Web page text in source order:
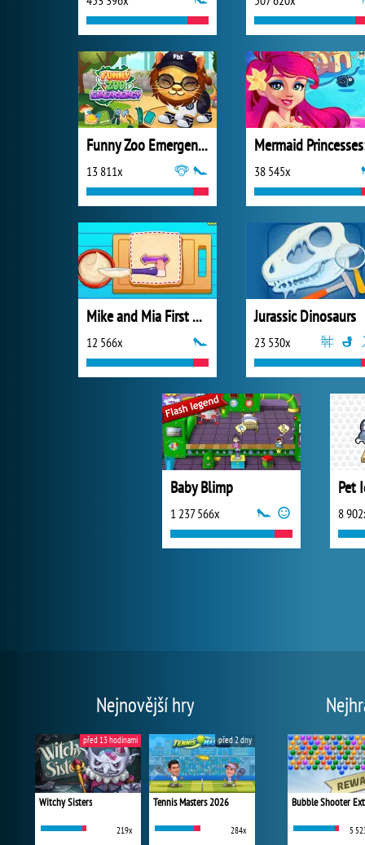
Funny Zoo Emergency
13 811x 38 545x
Mike and Mia First Day at School
12 566x
Jurassic Dinosaurs
23 530x
Baby Blimp
1 237 566x
Pet
8
Nejnovější hry
Witchy Sisters
219x
před 13 hodinami
Tennis Masters 2026
284x
před 2 dny
Bubble Shooter
5